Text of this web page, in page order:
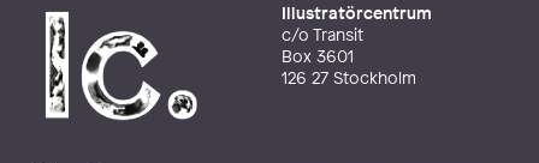
Illustratörcentrum
c/o Transit
Box 3601
126 27 Stockholm